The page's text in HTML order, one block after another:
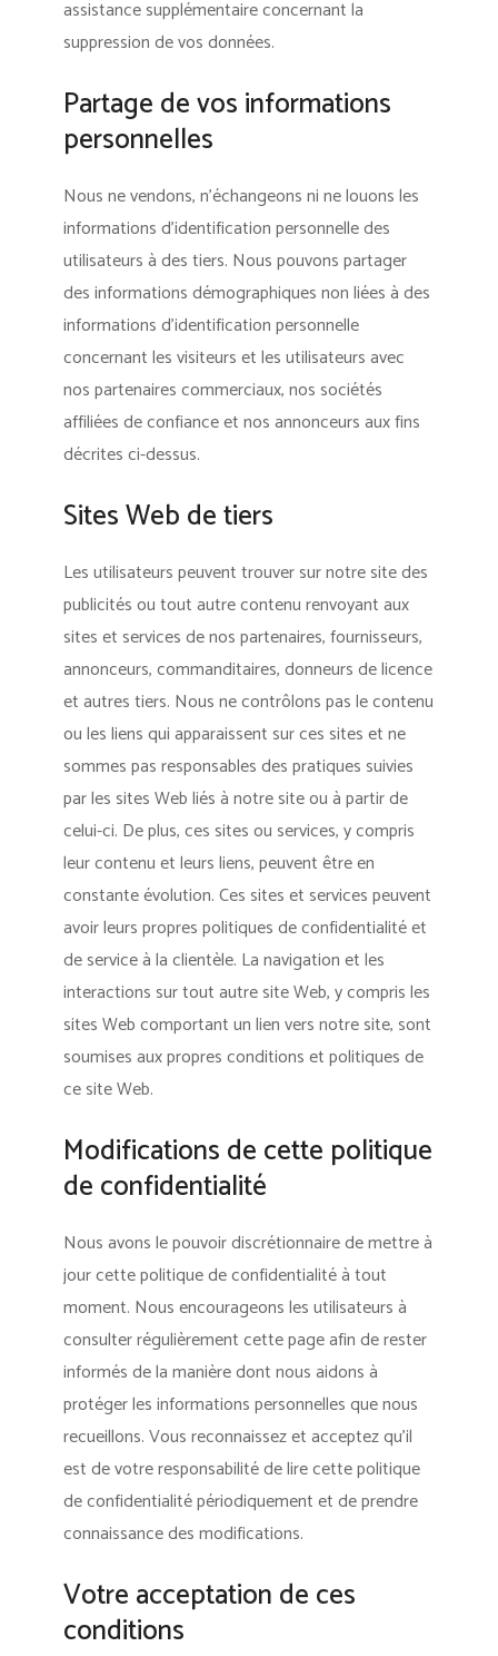
assistance supplémentaire concernant la
suppression de vos données.
Partage de vos informations
personnelles
Nous ne vendons, n’échangeons ni ne louons les
informations d’identification personnelle des
utilisateurs à des tiers. Nous pouvons partager
des informations démographiques non liées à des
informations d’identification personnelle
concernant les visiteurs et les utilisateurs avec
nos partenaires commerciaux, nos sociétés
affiliées de confiance et nos annonceurs aux fins
décrites ci-dessus.
Sites Web de tiers
Les utilisateurs peuvent trouver sur notre site des
publicités ou tout autre contenu renvoyant aux
sites et services de nos partenaires, fournisseurs,
annonceurs, commanditaires, donneurs de licence
et autres tiers. Nous ne contrôlons pas le contenu
ou les liens qui apparaissent sur ces sites et ne
sommes pas responsables des pratiques suivies
par les sites Web liés à notre site ou à partir de
celui-ci. De plus, ces sites ou services, y compris
leur contenu et leurs liens, peuvent être en
constante évolution. Ces sites et services peuvent
avoir leurs propres politiques de confidentialité et
de service à la clientèle. La navigation et les
interactions sur tout autre site Web, y compris les
sites Web comportant un lien vers notre site, sont
soumises aux propres conditions et politiques de
ce site Web.
Modifications de cette politique
de confidentialité
Nous avons le pouvoir discrétionnaire de mettre à
jour cette politique de confidentialité à tout
moment. Nous encourageons les utilisateurs à
consulter régulièrement cette page afin de rester
informés de la manière dont nous aidons à
protéger les informations personnelles que nous
recueillons. Vous reconnaissez et acceptez qu’il
est de votre responsabilité de lire cette politique
de confidentialité périodiquement et de prendre
connaissance des modifications.
Votre acceptation de ces
conditions